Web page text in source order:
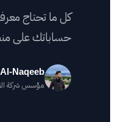
كل ما تحتاج
حساباتك على
Naqeeb
مؤسس شركة